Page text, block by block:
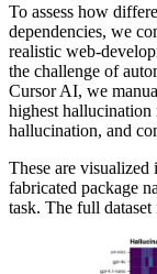
To assess how
dependencies, we
realistic web-
the challenge of
Cursor AI, we
highest hallucination
hallucination, and
These are
fabricated package
task. The full dataset